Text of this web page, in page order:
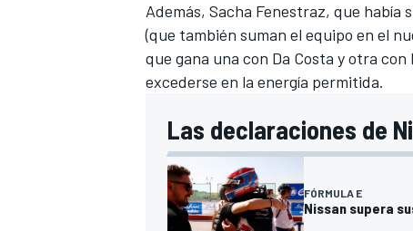
Además, Sacha Fenestraz, que había
(que también suman el equipo en el
que gana una con Da Costa y otra con
excederse en la energía permitida.
Las declaraciones de
FÓRMULA E
Nissan supera